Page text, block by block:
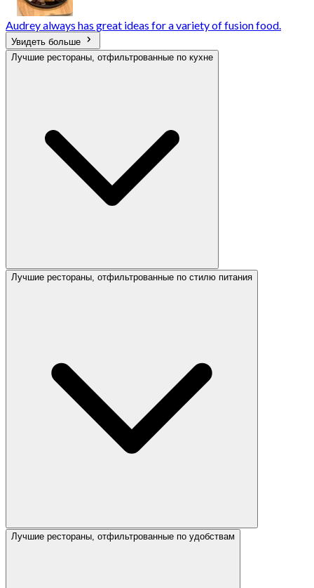
Audrey always has great ideas for a variety of fusion food.
Увидеть больше
Лучшие рестораны, отфильтрованные по кухне
Лучшие рестораны, отфильтрованные по стилю питания
Лучшие рестораны, отфильтрованные по удобствам